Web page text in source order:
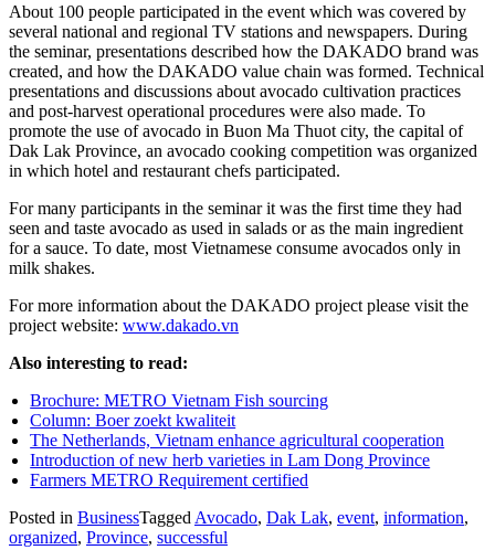
About 100 people participated in the event which was covered by
several national and regional TV stations and newspapers. During
the seminar, presentations described how the DAKADO brand was
created, and how the DAKADO value chain was formed. Technical
presentations and discussions about avocado cultivation practices
and post-harvest operational procedures were also made. To
promote the use of avocado in Buon Ma Thuot city, the capital of
Dak Lak Province, an avocado cooking competition was organized
in which hotel and restaurant chefs participated.
For many participants in the seminar it was the first time they had
seen and taste avocado as used in salads or as the main ingredient
for a sauce. To date, most Vietnamese consume avocados only in
milk shakes.
For more information about the DAKADO project please visit the
project website: www.dakado.vn
Also interesting to read:
Brochure: METRO Vietnam Fish sourcing
Column: Boer zoekt kwaliteit
The Netherlands, Vietnam enhance agricultural cooperation
Introduction of new herb varieties in Lam Dong Province
Farmers METRO Requirement certified
Posted in BusinessTagged Avocado, Dak Lak, event, information,
organized, Province, successful